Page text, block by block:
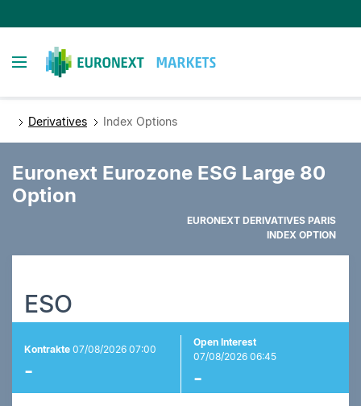
zum
Toggle navigation
Derivatives Index Options
Euronext Eurozone ESG Large 80
Option
EURONEXT DERIVATIVES PARIS
INDEX OPTION
ESO
Kontrakte 07/08/2026 07:00
-
Open Interest
07/08/2026 06:45
-